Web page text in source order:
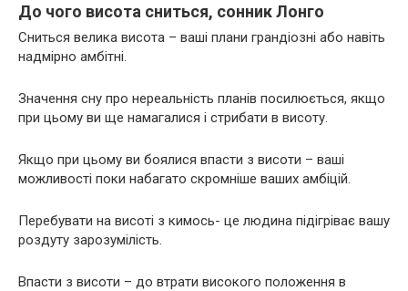
До чого висота сниться, сонник Лонго
Сниться велика висота – ваші плани грандіозні або навіть
надмірно амбітні.
Значення сну про нереальність планів посилюється, якщо
при цьому ви ще намагалися і стрибати в висоту.
Якщо при цьому ви боялися впасти з висоти – ваші
можливості поки набагато скромніше ваших амбіцій.
Перебувати на висоті з кимось- це людина підігріває вашу
роздуту зарозумілість.
Впасти з висоти – до втрати високого положення в